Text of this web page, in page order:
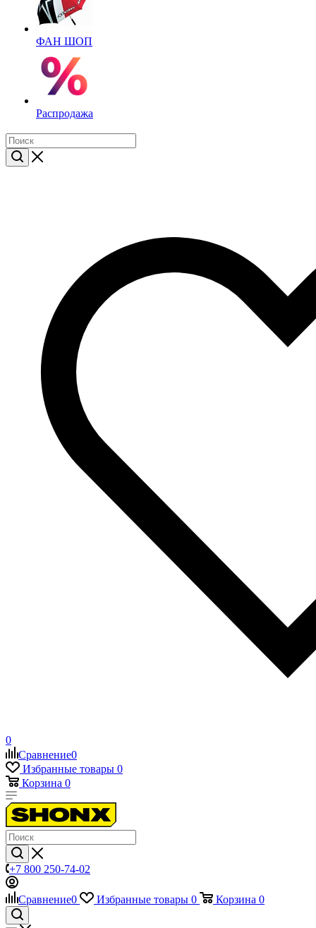
ФАН ШОП
Распродажа
0
Сравнение0
Избранные товары 0
Корзина 0
+7 800 250-74-02
Сравнение0 Избранные товары 0 Корзина 0